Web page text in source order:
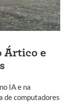
Ártico e
IA e na
de computadores